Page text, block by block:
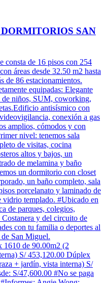
SAN
de 16 pisos con 254
áreas desde 32.50 m2 hasta
de 86 estacionamientos.
equipadas: Elegante
de niños, SUM, coworking,
antisísmico con
conexión a gas
amplios, cómodos y con
nivel: tenemos sala
de visitas, cocina
altos y bajos, un
de melamina y baño
un dormitorio con closet
un baño completo, sala
porcelanato y laminado de
vidrio templado. #Ubicado en
de parques, colegios,
y del circuito de
con tu familia o deportes al
San Miguel.
1610 de 90.00m2 (2
S/ 453,120.00 Dúplex
+ jardín, vista interna) S/
S/47,600.00 #No se paga